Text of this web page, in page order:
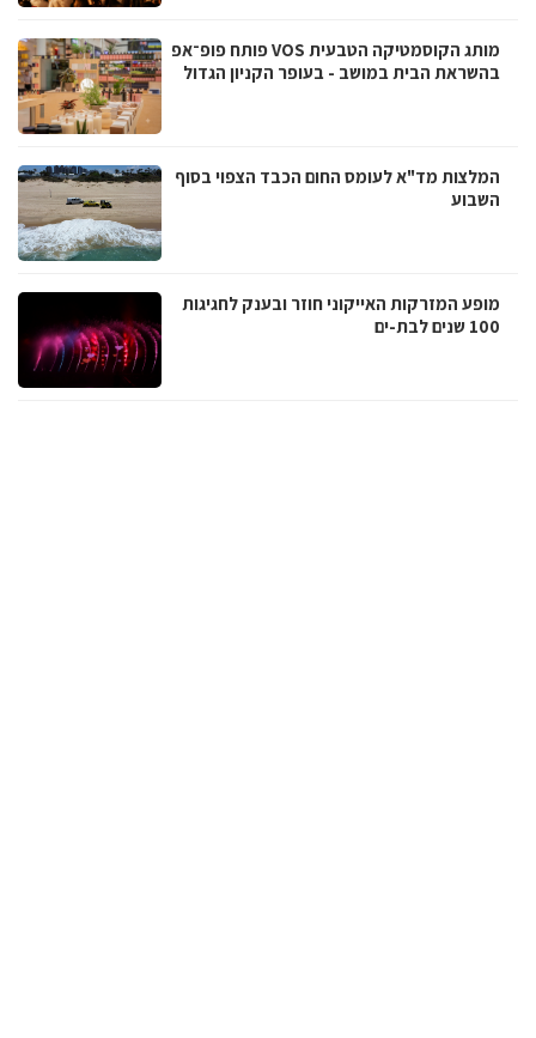
מותג הקוסמטיקה הטבעית VOS פותח פופ־אפ
בהשראת הבית במושב - בעופר הקניון הגדול
המלצות מד"א לעומס החום הכבד הצפוי בסוף
השבוע
מופע המזרקות האייקוני חוזר ובענק לחגיגות
100 שנים לבת-ים